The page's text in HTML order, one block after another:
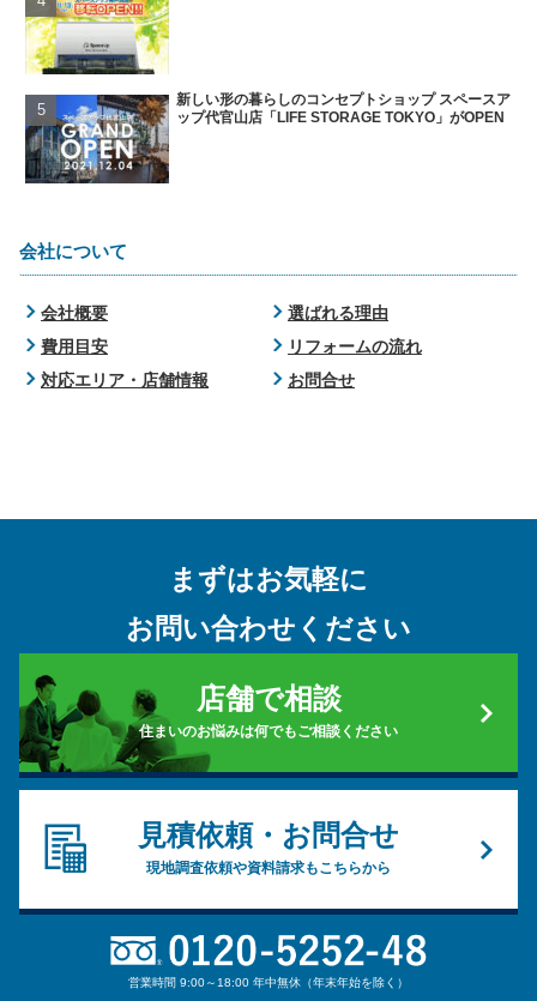
新しい形の暮らしのコンセプトショップ スペースア
ップ代官山店「LIFE STORAGE TOKYO」がOPEN
会社について
会社概要
選ばれる理由
費用目安
リフォームの流れ
対応エリア・店舗情報
お問合せ
まずはお気軽に
お問い合わせください
店舗で相談
住まいのお悩みは何でもご相談ください
見積依頼・お問合せ
現地調査依頼や資料請求もこちらから
営業時間 9:00～18:00 年中無休（年末年始を除く）